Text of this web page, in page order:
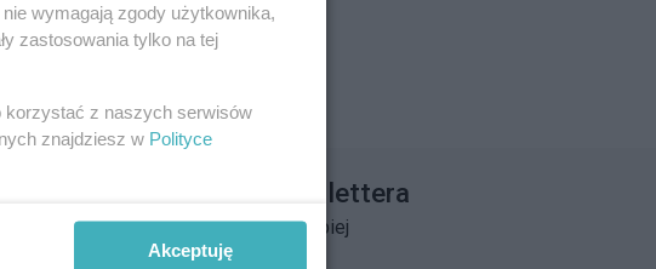
Zapisz się do newslettera
Dołącz do grona ludzi najlepiej
poinformowanych!
wymagają zgody użytkownika,
zastosowania tylko na tej
korzystać z naszych serwisów
znajdziesz w Polityce
Akceptuję